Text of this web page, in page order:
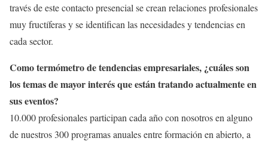
través de este contacto presencial se crean relaciones profesionales
muy fructíferas y se identifican las necesidades y tendencias en
cada sector.
Como termómetro de tendencias empresariales, ¿cuáles son
los temas de mayor interés que están tratando actualmente en
sus eventos?
10.000 profesionales participan cada año con nosotros en alguno
de nuestros 300 programas anuales entre formación en abierto, a